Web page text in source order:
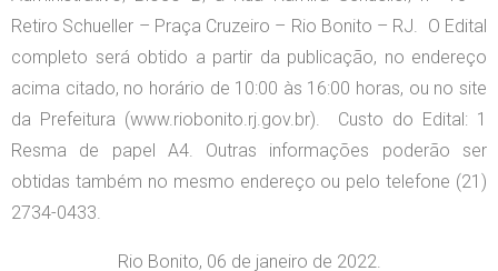
Retiro Schueller – Praça Cruzeiro – Rio Bonito – RJ. O Edital
completo será obtido a partir da publicação, no endereço
acima citado, no horário de 10:00 às 16:00 horas, ou no site
da Prefeitura (www.riobonito.rj.gov.br). Custo do Edital: 1
Resma de papel A4. Outras informações poderão ser
obtidas também no mesmo endereço ou pelo telefone (21)
2734-0433.
Rio Bonito, 06 de janeiro de 2022.